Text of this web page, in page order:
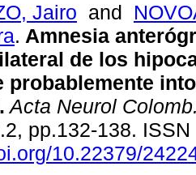
Jairo and
. Amnesia
de los
probablemente
Acta Neurol
pp.132-138.
10.22379/